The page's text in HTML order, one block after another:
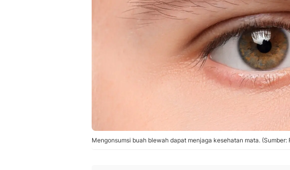
Mengonsumsi buah blewah dapat menjaga kesehatan mata.